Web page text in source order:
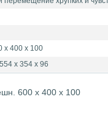
x 400 x 100
x 354 x 96
600 x 400 x 100